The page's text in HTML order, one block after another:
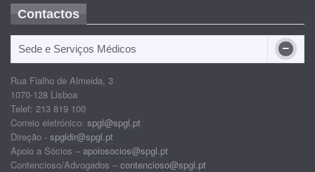
Contactos
Sede e Serviços Médicos
Rua Fialho de Almeida, 3
1070-128 Lisboa
Telef: 213 819 100
Correio eletrónico: spgl@spgl.pt
Direção - spgldir@spgl.pt
Apoio a Sócios – apoiosocios@spgl.pt
Contencioso/Advogados – contencioso@spgl.pt